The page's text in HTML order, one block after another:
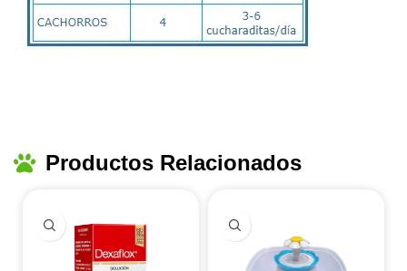
Productos Relacionados